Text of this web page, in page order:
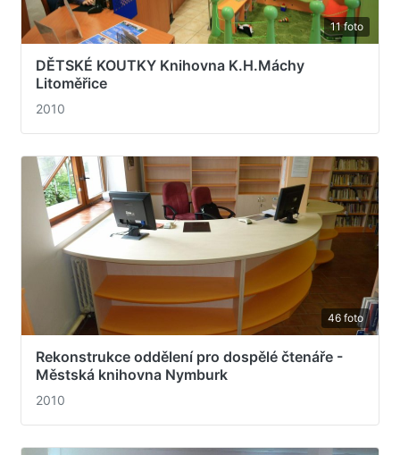
11 foto
DĚTSKÉ KOUTKY Knihovna K.H.Máchy
Litoměřice
2010
46 foto
Rekonstrukce oddělení pro dospělé čtenáře -
Městská knihovna Nymburk
2010